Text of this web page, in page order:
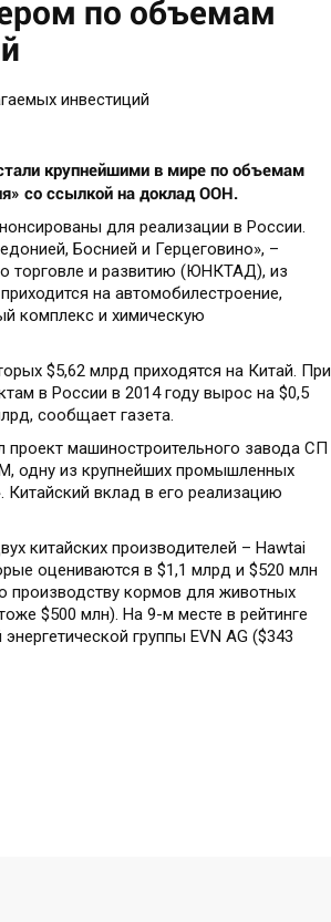
по объемам
крупнейшими в мире по объемам
со ссылкой на доклад ООН.
для реализации в России.
Боснией и Герцеговино», –
торговле и развитию (ЮНКТАД), из
на автомобилестроение,
комплекс и химическую
$5,62 млрд приходятся на Китай. При
в России в 2014 году вырос на $0,5
сообщает газета.
машиностроительного завода СП
одну из крупнейших промышленных
Китайский вклад в его реализацию
китайских производителей – Hawtai
оцениваются в $1,1 млрд и $520 млн
производству кормов для животных
$500 млн). На 9-м месте в рейтинге
группы EVN AG ($343